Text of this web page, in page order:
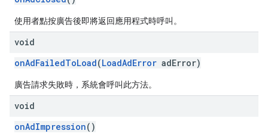
使用者點按廣告後即將返回應用程式時呼叫。
void
onAdFailedToLoad(LoadAdError adError)
廣告請求失敗時，系統會呼叫此方法。
void
onAdImpression()